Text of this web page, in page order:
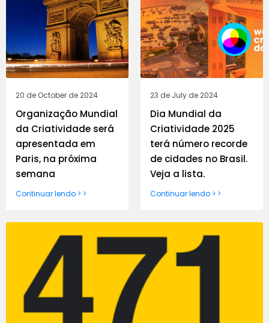
20 de October de 2024
Organização Mundial
da Criatividade será
apresentada em
Paris, na próxima
semana
Continuar lendo > >
23 de July de 2024
Dia Mundial da
Criatividade 2025
terá número recorde
de cidades no Brasil.
Veja a lista.
Continuar lendo > >